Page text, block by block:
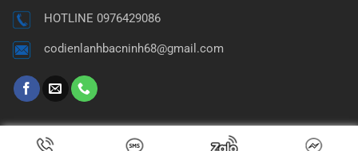
HOTLINE 0976429086
codienlanhbacninh68@gmail.com